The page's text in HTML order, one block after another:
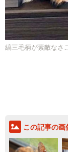
縞三毛柄が素敵なさ
この記事の画